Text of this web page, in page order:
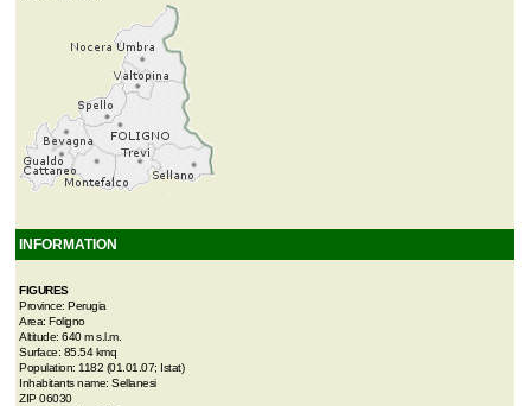
INFORMATION
FIGURES
Province: Perugia
Area: Foligno
Altitude: 640 m s.l.m.
Surface: 85.54 kmq
Population: 1182 (01.01.07; Istat)
Inhabitants name: Sellanesi
ZIP 06030